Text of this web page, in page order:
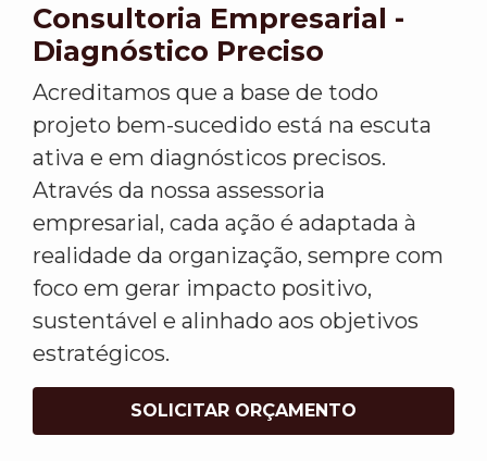
Consultoria Empresarial -
Diagnóstico Preciso
Acreditamos que a base de todo
projeto bem-sucedido está na escuta
ativa e em diagnósticos precisos.
Através da nossa assessoria
empresarial, cada ação é adaptada à
realidade da organização, sempre com
foco em gerar impacto positivo,
sustentável e alinhado aos objetivos
estratégicos.
SOLICITAR ORÇAMENTO